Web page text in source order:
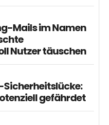
Mails im Namen
Nutzer täuschen
gefährdet